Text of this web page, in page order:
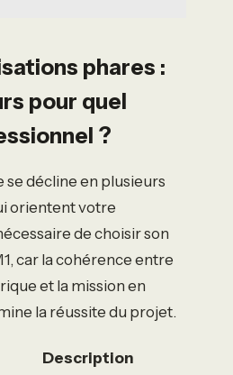
phares :
pour quel
?
se décline en plusieurs
orientent votre
de choisir son
car la cohérence entre
et la mission en
la réussite du projet.
Description